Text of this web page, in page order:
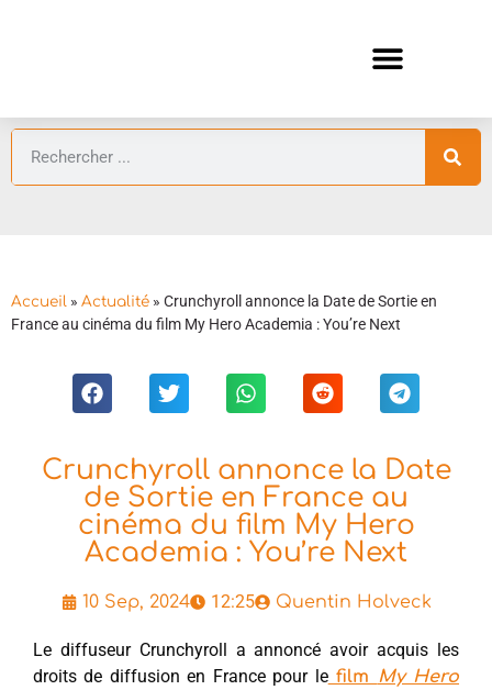
Accueil » Actualité » Crunchyroll annonce la Date de Sortie en
France au cinéma du film My Hero Academia : You’re Next
Crunchyroll annonce la Date
de Sortie en France au
cinéma du film My Hero
Academia : You’re Next
10 Sep, 2024 12:25 Quentin Holveck
Le diffuseur Crunchyroll a annoncé avoir acquis les
droits de diffusion en France pour lefilm My Hero